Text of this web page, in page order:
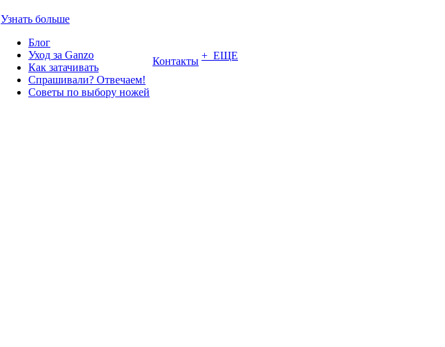
Узнать больше
Блог
Уход за Ganzo
Как затачивать
Спрашивали? Отвечаем!
Советы по выбору ножей
Контакты + ЕЩЕ